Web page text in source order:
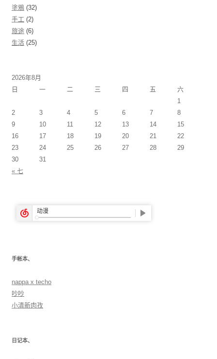
塗鴉 (32)
手工 (2)
旅途 (6)
生活 (25)
2026年8月
日
一 二 三 四 五 六
« 七
1
2
3 4 5 6 7
8
9
10 11 12 13 14
15
16
17 18 19 20 21
22
23
24 25 26 27 28
29
30
31
手帐本、
nappa x techo
吵吵
小清新肉孜
日记本、